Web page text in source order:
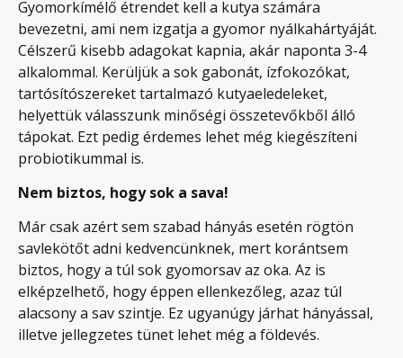
Gyomorkímélő étrendet kell a kutya számára
bevezetni, ami nem izgatja a gyomor nyálkahártyáját.
Célszerű kisebb adagokat kapnia, akár naponta 3-4
alkalommal. Kerüljük a sok gabonát, ízfokozókat,
tartósítószereket tartalmazó kutyaeledeleket,
helyettük válasszunk minőségi összetevőkből álló
tápokat. Ezt pedig érdemes lehet még kiegészíteni
probiotikummal is.
Nem biztos, hogy sok a sava!
Már csak azért sem szabad hányás esetén rögtön
savlekötőt adni kedvencünknek, mert korántsem
biztos, hogy a túl sok gyomorsav az oka. Az is
elképzelhető, hogy éppen ellenkezőleg, azaz túl
alacsony a sav szintje. Ez ugyanúgy járhat hányással,
illetve jellegzetes tünet lehet még a földevés.